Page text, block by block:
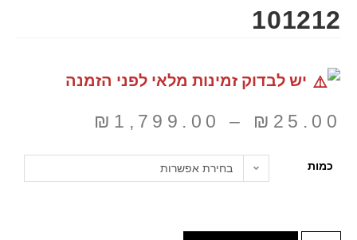
101212
יש לבדוק זמינות מלאי לפני הזמנה
₪ 25.00
–
₪ 1,799.00
כמות בחירת אפשרות